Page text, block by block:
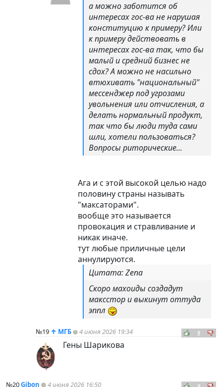
а можно заботится об
интересах гос-ва не нарушая
конституцию к примеру? Или
к примеру действовать в
интересах гос-ва так, что бы
малый и средний бизнес не
сдох? А можно не насильно
втюхивать "национальный"
мессенджер под угрозами
увольнения или отчисления, а
делать нормальный продукт,
так что бы люди туда сами
шли, хотели пользоваться?
Вопросы риторические...
Ага и с этой высокой целью надо
половину страны называть
"максаторами".
вообще это называется
провокация и стравливание и
никак иначе.
тут любые приличные цели
аннулируются.
Цитата: Zena
Скоро махоиды создадут
максстор и выкинут оттуда
эппл
№19 ↑ МГБ 4 июня 2026 19:34 0
Гены Шарикова
№20Gibon 4 июня 2026 16:50 0